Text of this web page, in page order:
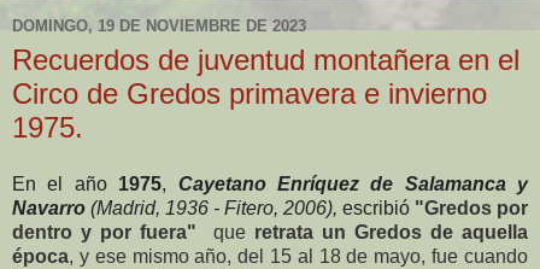
DOMINGO, 19 DE NOVIEMBRE DE 2023
Recuerdos de juventud montañera en el
Circo de Gredos primavera e invierno
1975.
En el año 1975, Cayetano Enríquez de Salamanca y
Navarro (Madrid, 1936 - Fitero, 2006), escribió "Gredos por
dentro y por fuera"
que retrata un Gredos de aquella
época, y ese mismo año, del 15 al 18 de mayo, fue cuando